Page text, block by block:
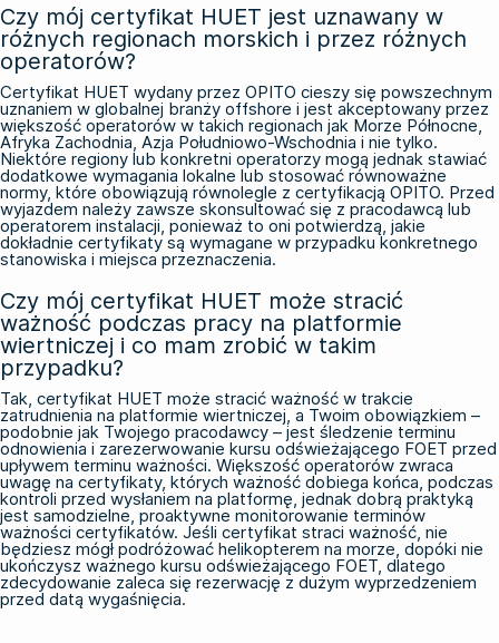
Czy mój certyfikat HUET jest uznawany w
różnych regionach morskich i przez różnych
operatorów?
Certyfikat HUET wydany przez OPITO cieszy się powszechnym
uznaniem w globalnej branży offshore i jest akceptowany przez
większość operatorów w takich regionach jak Morze Północne,
Afryka Zachodnia, Azja Południowo-Wschodnia i nie tylko.
Niektóre regiony lub konkretni operatorzy mogą jednak stawiać
dodatkowe wymagania lokalne lub stosować równoważne
normy, które obowiązują równolegle z certyfikacją OPITO. Przed
wyjazdem należy zawsze skonsultować się z pracodawcą lub
operatorem instalacji, ponieważ to oni potwierdzą, jakie
dokładnie certyfikaty są wymagane w przypadku konkretnego
stanowiska i miejsca przeznaczenia.
Czy mój certyfikat HUET może stracić
ważność podczas pracy na platformie
wiertniczej i co mam zrobić w takim
przypadku?
Tak, certyfikat HUET może stracić ważność w trakcie
zatrudnienia na platformie wiertniczej, a Twoim obowiązkiem –
podobnie jak Twojego pracodawcy – jest śledzenie terminu
odnowienia i zarezerwowanie kursu odświeżającego FOET przed
upływem terminu ważności. Większość operatorów zwraca
uwagę na certyfikaty, których ważność dobiega końca, podczas
kontroli przed wysłaniem na platformę, jednak dobrą praktyką
jest samodzielne, proaktywne monitorowanie terminów
ważności certyfikatów. Jeśli certyfikat straci ważność, nie
będziesz mógł podróżować helikopterem na morze, dopóki nie
ukończysz ważnego kursu odświeżającego FOET, dlatego
zdecydowanie zaleca się rezerwację z dużym wyprzedzeniem
przed datą wygaśnięcia.